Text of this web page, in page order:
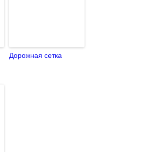
Дорожная сетка